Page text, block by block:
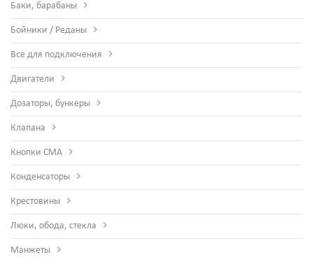
Баки, барабаны
Бойники / Реданы
Все для подключения
Двигатели
Дозаторы, бункеры
Клапана
Кнопки СМА
Конденсаторы
Крестовины
Люки, обода, стекла
Манжеты